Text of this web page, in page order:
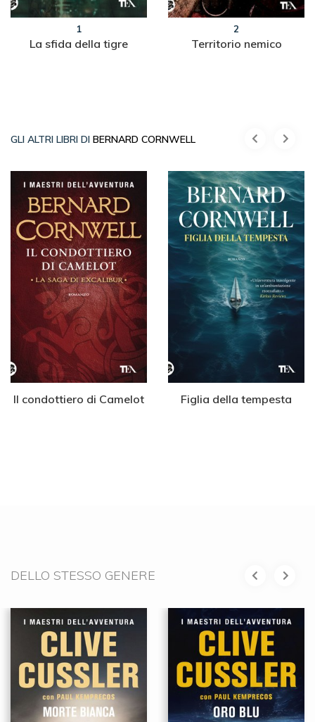
1
La sfida della tigre
2
Territorio nemico
GLI ALTRI LIBRI DI BERNARD CORNWELL
Il condottiero di Camelot Figlia della tempesta
DELLO STESSO GENERE